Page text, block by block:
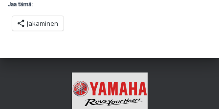
Jaa tämä:
Jakaminen